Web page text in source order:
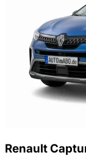
Renault